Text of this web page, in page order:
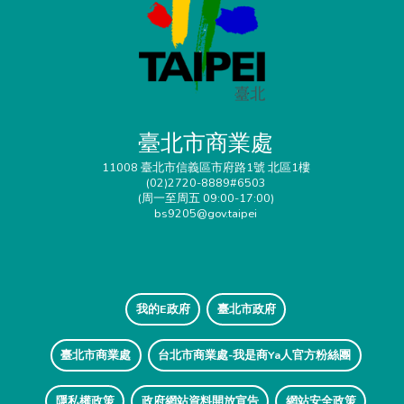
臺北市商業處
11008 臺北市信義區市府路1號 北區1樓
(02)2720-8889#6503
(周一至周五 09:00-17:00)
bs9205@gov.taipei
我的E政府 臺北市政府
臺北市商業處 台北市商業處-我是商Ya人官方粉絲團